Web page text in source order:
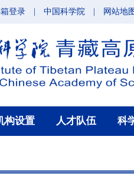
登录 中国科学院 网站地
构设置 人才队伍 科